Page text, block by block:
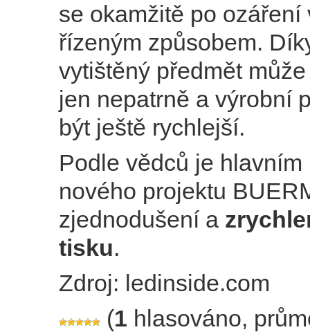
se okamžitě po ozáření
řízeným způsobem.
vytištěný předmět
jen nepatrně a výrobní
být ještě rychlejší.
Podle vědců je hlavním
nového projektu
zjednodušení a
tisku.
Zdroj: ledinside.com
(1 hlasováno,